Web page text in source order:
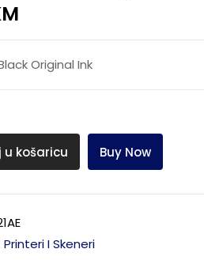
Original Ink
u košaricu Buy Now
Printeri I Skeneri